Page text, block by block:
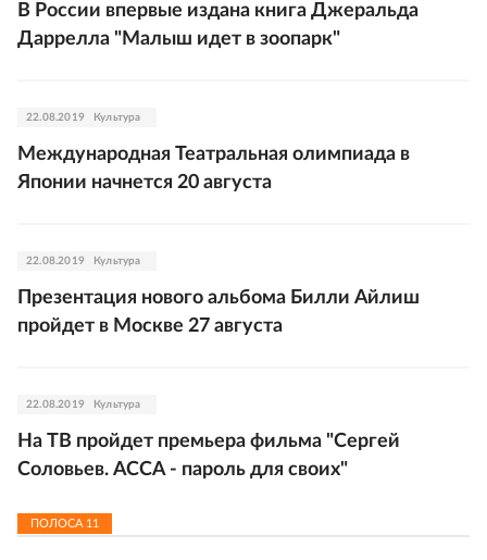
В России впервые издана книга Джеральда
Даррелла "Малыш идет в зоопарк"
22.08.2019 Культура
Международная Театральная олимпиада в
Японии начнется 20 августа
22.08.2019 Культура
Презентация нового альбома Билли Айлиш
пройдет в Москве 27 августа
22.08.2019 Культура
На ТВ пройдет премьера фильма "Сергей
Соловьев. АССА - пароль для своих"
ПОЛОСА 11